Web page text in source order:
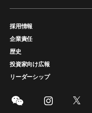
採用情報
企業責任
歴史
投資家向け広報
リーダーシップ